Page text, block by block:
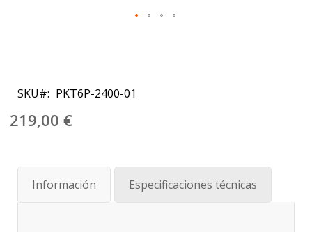
comienzo
de
la
SKU PKT6P-2400-01
219,00 €
Información Especificaciones técnicas